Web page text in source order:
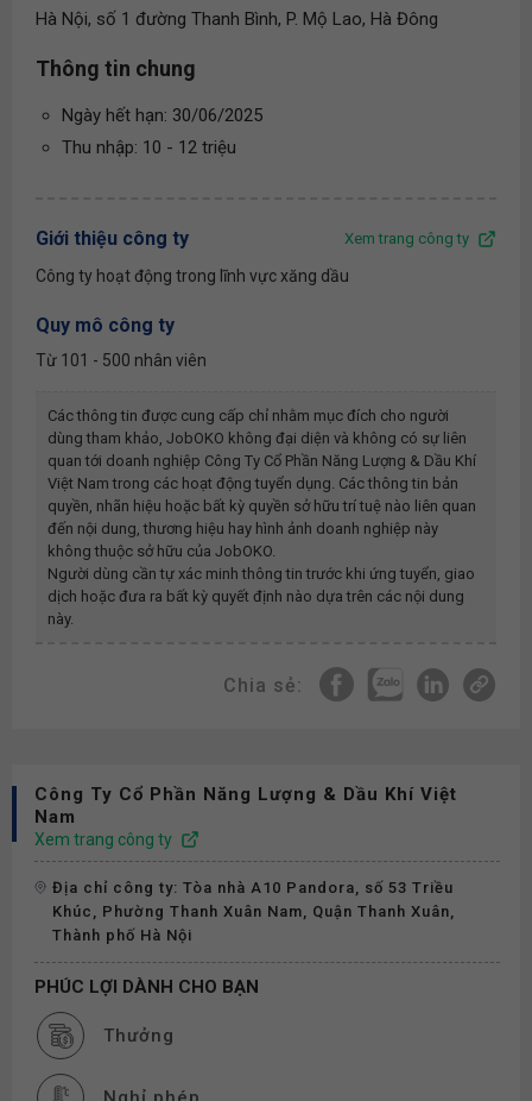
Hà Nội, số 1 đường Thanh Bình, P. Mộ Lao, Hà Đông
Thông tin chung
Ngày hết hạn: 30/06/2025
Thu nhập: 10 - 12 triệu
Giới thiệu công ty Xem trang công ty
Công ty hoạt động trong lĩnh vực xăng dầu
Quy mô công ty
Từ 101 - 500 nhân viên
Các thông tin được cung cấp chỉ nhằm mục đích cho người
dùng tham khảo, JobOKO không đại diện và không có sự liên
quan tới doanh nghiệp Công Ty Cổ Phần Năng Lượng & Dầu Khí
Việt Nam trong các hoạt động tuyển dụng. Các thông tin bản
quyền, nhãn hiệu hoặc bất kỳ quyền sở hữu trí tuệ nào liên quan
đến nội dung, thương hiệu hay hình ảnh doanh nghiệp này
không thuộc sở hữu của JobOKO.
Người dùng cần tự xác minh thông tin trước khi ứng tuyển, giao
dịch hoặc đưa ra bất kỳ quyết định nào dựa trên các nội dung
này.
Chia sẻ:
Công Ty Cổ Phần Năng Lượng & Dầu Khí Việt
Nam
Xem trang công ty
Địa chỉ công ty: Tòa nhà A10 Pandora, số 53 Triều
Khúc, Phường Thanh Xuân Nam, Quận Thanh Xuân,
Thành phố Hà Nội
PHÚC LỢI DÀNH CHO BẠN
Thưởng